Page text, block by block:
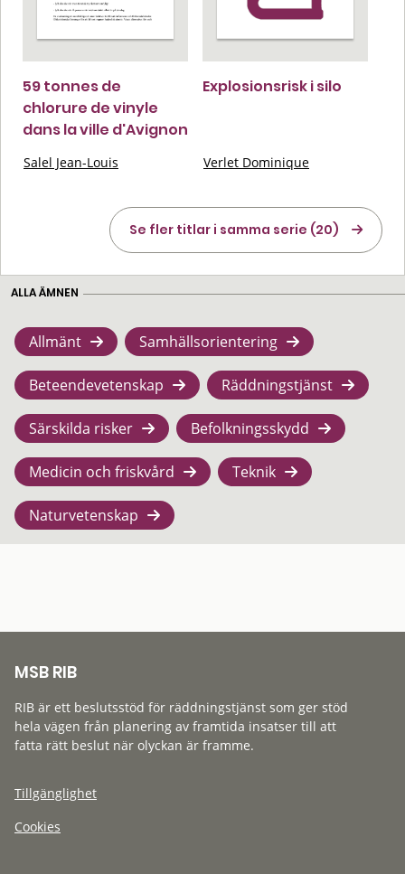
59 tonnes de
chlorure de vinyle
dans la ville d'Avignon
Salel Jean-Louis
Explosionsrisk i silo
Verlet Dominique
Se fler titlar i samma serie (20)
ALLA ÄMNEN
Allmänt Samhällsorientering
Beteendevetenskap Räddningstjänst
Särskilda risker Befolkningsskydd
Medicin och friskvård Teknik
Naturvetenskap
MSB RIB
RIB är ett beslutsstöd för räddningstjänst som ger stöd
hela vägen från planering av framtida insatser till att
fatta rätt beslut när olyckan är framme.
Tillgänglighet
Cookies